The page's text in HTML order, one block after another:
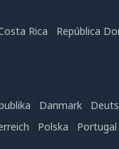
Rica República
Danmark
Polska Portugal